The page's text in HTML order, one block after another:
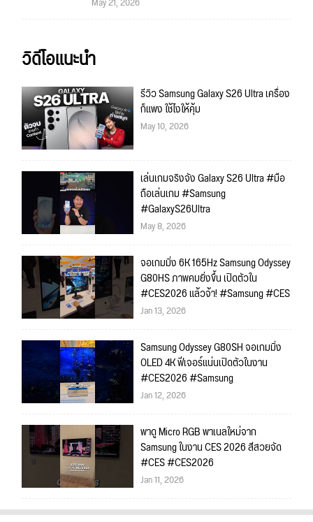
วิดีโอแนะนำ
รีวิว Samsung Galaxy S26 Ultra เครื่อง
ก็แพง ใช้ไงให้คุ้ม
May 10, 2026
เล่นเกมจริงจัง Galaxy S26 Ultra #มือ
ถือเล่นเกม #Samsung
#GalaxyS26Ultra
May 8, 2026
จอเกมมิ่ง 6K 165Hz Samsung Odyssey
G80HS ภาพคมยิ่งขึ้น เปิดตัวใน
#CES2026 แล้วจ้า! #Samsung #CES
Jan 13, 2026
Samsung Odyssey G80SH จอเกมมิ่ง
OLED 4K ฟีเจอร์แน่นเปิดตัวในงาน
#CES2026 #Samsung
Jan 12, 2026
พาดู Micro RGB พาเนลใหม่จาก
Samsung ในงาน CES 2026 สีสวยจัด
#CES #CES2026
Jan 11, 2026